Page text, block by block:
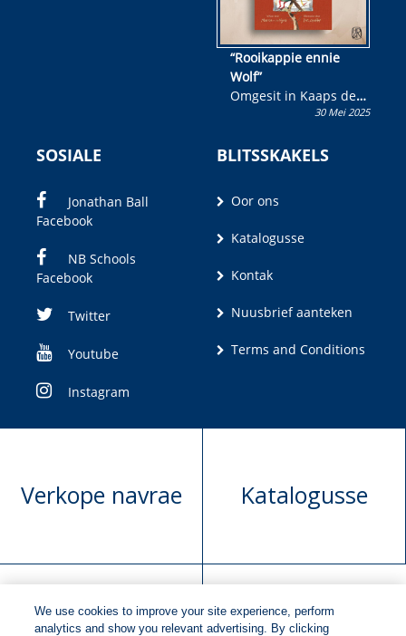
“Rooikappie ennie
Wolf”
Omgesit in Kaaps deur
Olivia M. Coetzee30 Mei 2025
SOSIALE
Jonathan Ball
Facebook
NB Schools
Facebook
Twitter
Youtube
Instagram
BLITSSKAKELS
Oor ons
Katalogusse
Kontak
Nuusbrief aanteken
Terms and Conditions
Verkope navrae Katalogusse
We use cookies to improve your site experience, perform
analytics and show you relevant advertising. By clicking